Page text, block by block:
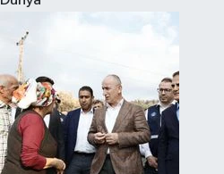
Kültür Sanat
Sağlık
Siyaset